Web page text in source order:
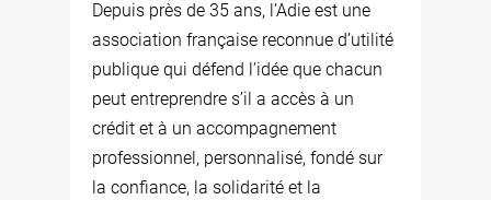
Depuis près de 35 ans, l’Adie est une
association française reconnue d’utilité
publique qui défend l’idée que chacun
peut entreprendre s’il a accès à un
crédit et à un accompagnement
professionnel, personnalisé, fondé sur
la confiance, la solidarité et la